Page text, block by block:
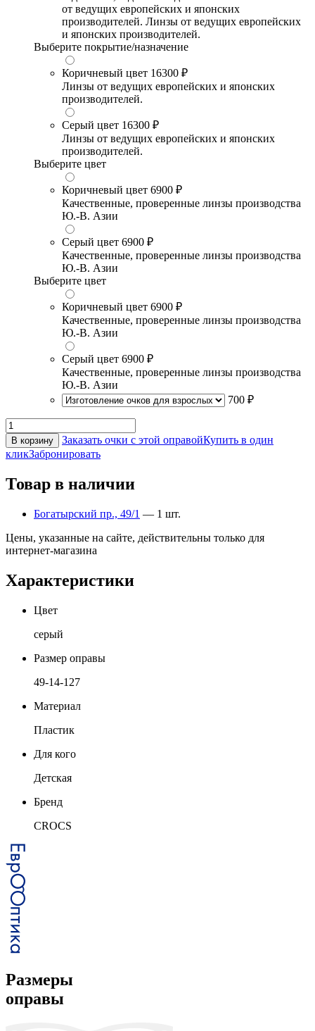
от ведущих европейских и японских
производителей. Линзы от ведущих европейских
и японских производителей.
Выберите покрытие/назначение
Коричневый цвет 16300 ₽
Линзы от ведущих европейских и японских
производителей.
Серый цвет 16300 ₽
Линзы от ведущих европейских и японских
производителей.
Выберите цвет
Коричневый цвет 6900 ₽
Качественные, проверенные линзы производства
Ю.-В. Азии
Серый цвет 6900 ₽
Качественные, проверенные линзы производства
Ю.-В. Азии
Выберите цвет
Коричневый цвет 6900 ₽
Качественные, проверенные линзы производства
Ю.-В. Азии
Серый цвет 6900 ₽
Качественные, проверенные линзы производства
Ю.-В. Азии
700 ₽
В корзину Заказать очки с этой оправойКупить в один
кликЗабронировать
Товар в наличии
Богатырский пр., 49/1 — 1 шт.
Цены, указанные на сайте, действительны только для
интернет-магазина
Характеристики
Цвет
серый
Размер оправы
49-14-127
Материал
Пластик
Для кого
Детская
Бренд
CROCS
Размеры
оправы